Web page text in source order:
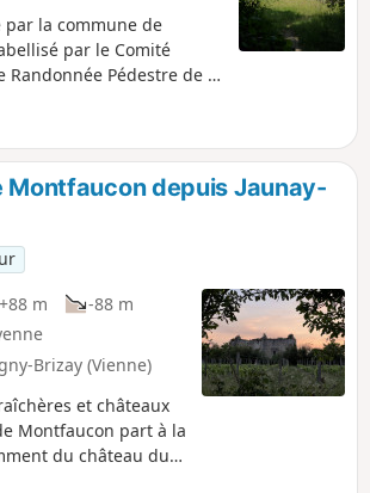
par la commune de
par le Comité
Randonnée Pédestre de la
de l'exploitation des
avec beaux points de
l'Envigne. Le circuit est
de la mairie
Brizay.
Montfaucon depuis Jaunay-
+88 m
-88 m
Brizay (Vienne)
et châteaux
Montfaucon part à la
du château du